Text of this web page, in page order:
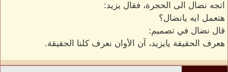
اتجه نضال الى الحجرة، فقال يزيد:
هتعمل ايه يانضال؟
قال نضال في تصميم:
هعرف الحقيقة يايزيد، آن الأوان نعرف كلنا الحقيقة.